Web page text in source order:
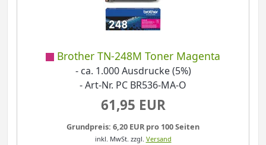
Brother TN-248M Toner Magenta
- ca. 1.000 Ausdrucke (5%)
- Art-Nr. PC BR536-MA-O
61,95 EUR
Grundpreis: 6,20 EUR pro 100 Seiten
inkl. MwSt. zzgl. Versand